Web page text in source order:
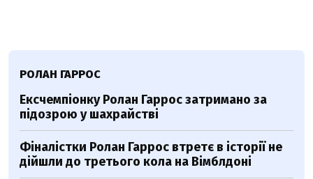
РОЛАН ГАРРОС
Ексчемпіонку Ролан Гаррос затримано за
підозрою у шахрайстві
Фіналістки Ролан Гаррос втретє в історії не
дійшли до третього кола на Вімблдоні